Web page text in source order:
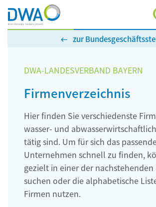
zur
DWA-LANDESVERBAND BAYERN
Firmenverzeichnis
Hier finden Sie verschiedenste
wasser- und
tätig sind. Um für sich das
Unternehmen schnell zu finden,
gezielt in einer der nachstehenden
suchen oder die alphabetische
Firmen nutzen.